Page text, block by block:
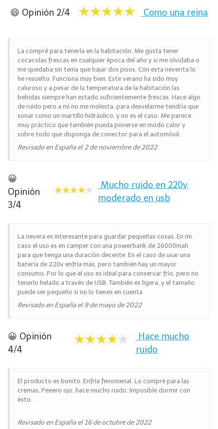
😄 Opinión 2/4 Como una reina
La compré para tenerla en la habitación. Me gusta tener
cocacolas frescas en cualquier época del año y si me olvidaba o
me quedaba sin tenía que bajar dos pisos. Con esta neverita lo
he resuelto. Funciona muy bien. Este verano ha sido muy
caluroso y a pesar de la temperatura de la habitación las
bebidas siempre han estado suficientemente frescas. Hace algo
de ruido pero a mí no me molesta, para desvelarme tendría que
sonar como un martillo hidráulico, y no es el caso. Me parece
muy práctico que también pueda ponerse en modo calor y
sobre todo que disponga de conector para el automóvil.
Revisado en España el 2 de noviembre de 2022
😀
Opinión
3/4
Mucho ruido en 220v,
moderado en usb
La nevera es interesante para guardar pequeñas cosas. En mi
caso el uso es en camper con una powerbank de 26000mah
para que tenga una duración decente. En el caso de usar una
batería de 220v enfría más, pero también hay un mayor
consumo. Por lo que el uso es ideal para conservar frío, pero no
tenerlo helado a través de USB. También es ligera, y el tamaño
puede ser pequeño si no lo tienes en cuenta
Revisado en España el 9 de mayo de 2022
😀 Opinión
4/4
Hace mucho
ruido
El producto es bonito. Enfría fenomenal. Lo compré para las
cremas. Peeero ojo, hace mucho ruido. Imposible dormir con
ésto.
Revisado en España el 16 de octubre de 2022